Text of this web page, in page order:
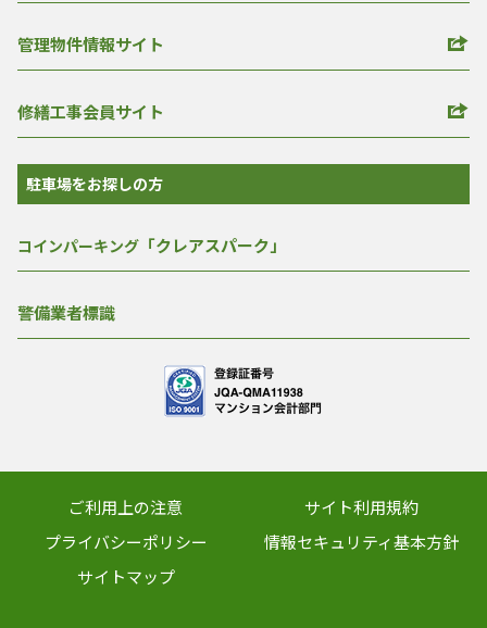
管理物件情報サイト
修繕工事会員サイト
駐車場をお探しの方
コインパーキング 「クレアスパーク」
警備業者標識
ご利用上の注意
サイト利用規約
プライバシーポリシー
情報セキュリティ基本方針
サイトマップ